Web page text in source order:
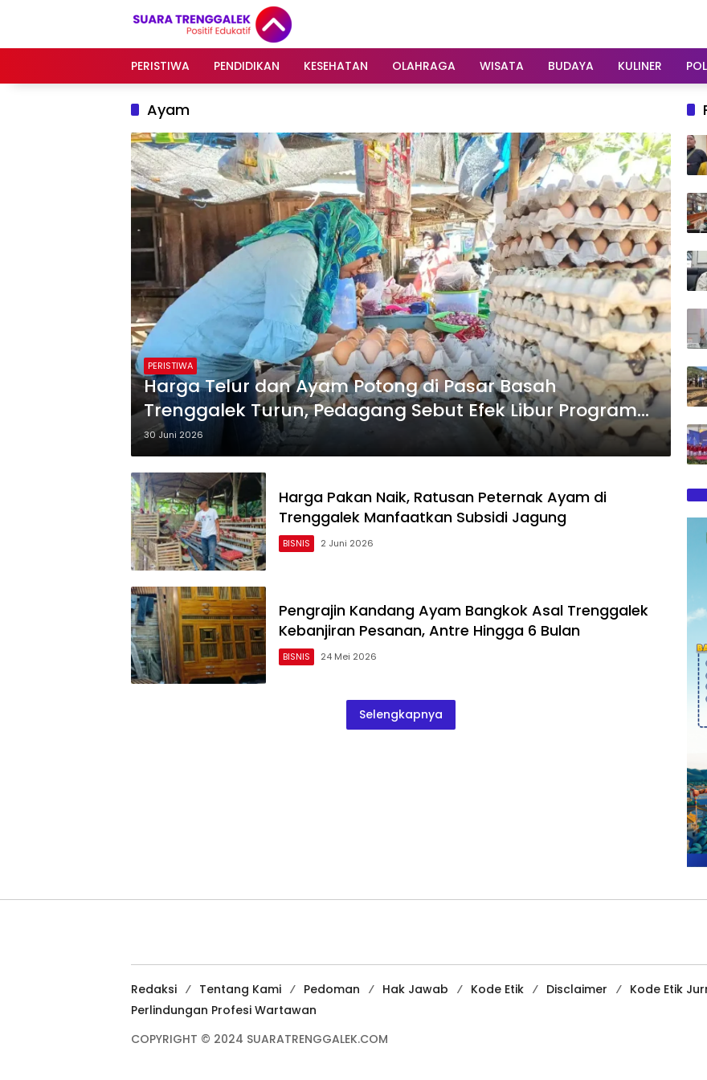
PERISTIWA
PENDIDIKAN KESEHATAN OLAHRAGA WISATA BUDAYA KULINER
Ayam
PERISTIWA
Harga Telur dan Ayam Potong di Pasar Basah
Trenggalek Turun, Pedagang Sebut Efek Libur Program
MBG
30 Juni 2026
Harga Pakan Naik, Ratusan Peternak Ayam di
Trenggalek Manfaatkan Subsidi Jagung
BISNIS 2 Juni 2026
Pengrajin Kandang Ayam Bangkok Asal Trenggalek
Kebanjiran Pesanan, Antre Hingga 6 Bulan
BISNIS 24 Mei 2026
Selengkapnya
Redaksi Tentang Kami Pedoman Hak Jawab Kode Etik Disclaimer
Kode Etik
Perlindungan Profesi Wartawan
COPYRIGHT © 2024 SUARATRENGGALEK.COM